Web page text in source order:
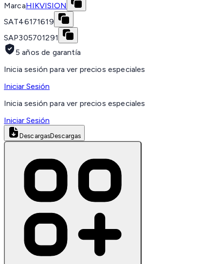
MarcaHIKVISION
SAT46171619
SAP305701291
5 años de garantía
Inicia sesión para ver precios especiales
Iniciar Sesión
Inicia sesión para ver precios especiales
Iniciar Sesión
DescargasDescargas